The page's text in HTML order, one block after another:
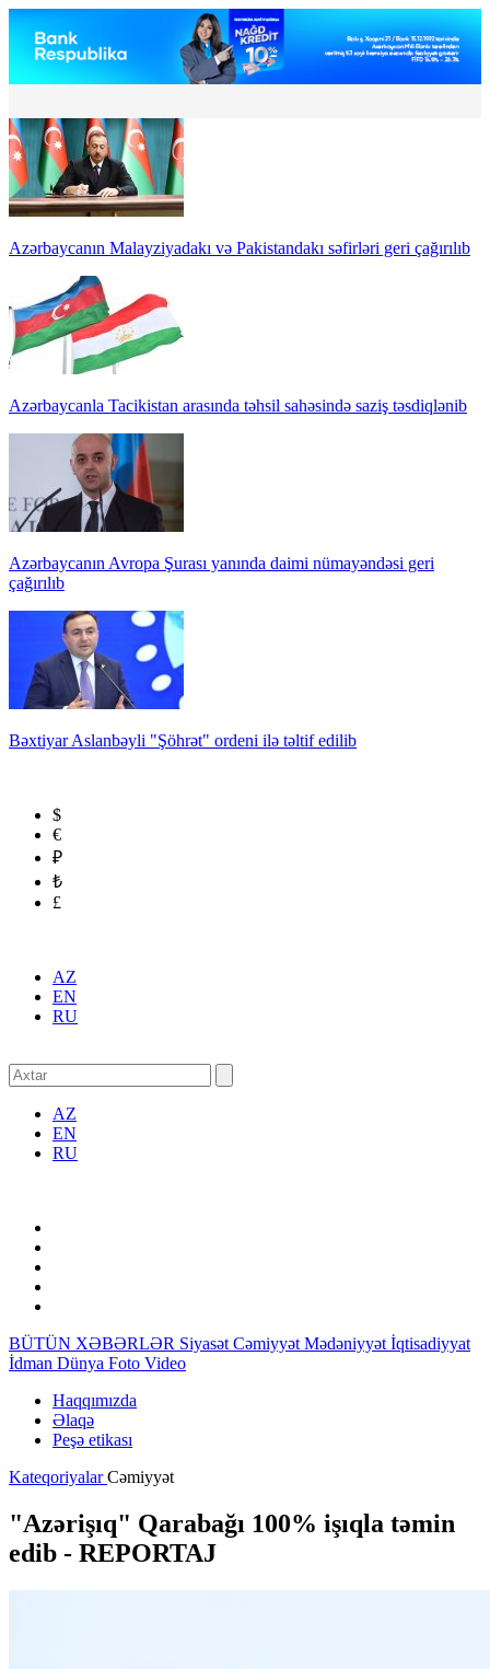
Azərbaycanın Malayziyadakı və Pakistandakı səfirləri geri çağırılıb
Azərbaycanla Tacikistan arasında təhsil sahəsində saziş təsdiqlənib
Azərbaycanın Avropa Şurası yanında daimi nümayəndəsi geri
çağırılıb
Bəxtiyar Aslanbəyli "Şöhrət" ordeni ilə təltif edilib
$
€
₽
₺
£
AZ
EN
RU
AZ
EN
RU
BÜTÜN XƏBƏRLƏR Siyasət Cəmiyyət Mədəniyyət İqtisadiyyat
İdman Dünya Foto Video
Haqqımızda
Əlaqə
Peşə etikası
KateqoriyalarCəmiyyət
"Azərişıq" Qarabağı 100% işıqla təmin
edib - REPORTAJ